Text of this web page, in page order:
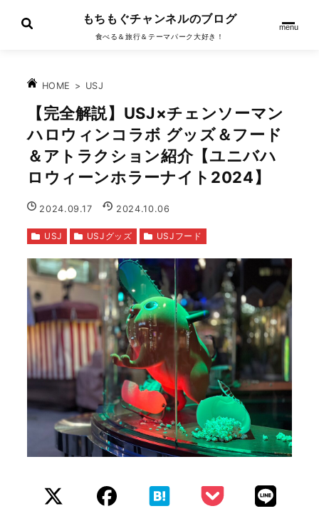
もちもぐチャンネルのブログ
食べる＆旅行＆テーマパーク大好き！
menu
HOME > USJ
【完全解説】USJ×チェンソーマン
ハロウィンコラボ グッズ＆フード
＆アトラクション紹介【ユニバハ
ロウィーンホラーナイト2024】
2024.09.17 2024.10.06
USJ USJグッズ USJフード